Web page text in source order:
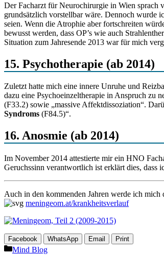
Der Facharzt für Neurochirurgie in Wien sprach
grundsätzlich vorstellbar wäre. Dennoch wurde
seien. Wenn die Atrophie aber fortschreiten
bewusst werden, dass OP’s wie auch
Situation zum Jahresende 2013 war für mich
15. Psychotherapie (ab 2014)
Zuletzt hatte mich eine innere Unruhe und
dazu eine Psychoeinzeltherapie in Anspruch zu
(F33.2) sowie „massive Affektdissoziation“.
Syndroms (F84.5)“.
16. Anosmie (ab 2014)
Im November 2014 attestierte mir ein HNO
Geruchssinn verantwortlich ist erklärt dies,
Auch in den kommenden Jahren werde ich
meningeom.at/krankheitsverlauf
Facebook WhatsApp Email Print
Kategorien
Mind Blog